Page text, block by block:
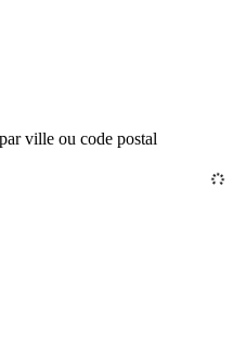
ville ou code postal